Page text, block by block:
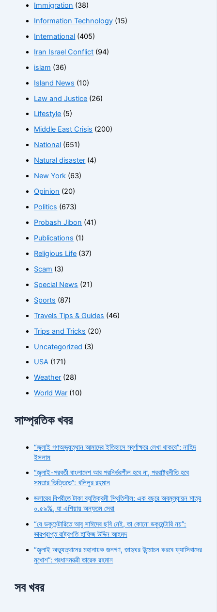
Immigration (38)
Information Technology (15)
International (405)
Iran Israel Conflict (94)
islam (36)
Island News (10)
Law and Justice (26)
Lifestyle (5)
Middle East Crisis (200)
National (651)
Natural disaster (4)
New York (63)
Opinion (20)
Politics (673)
Probash Jibon (41)
Publications (1)
Religious Life (37)
Scam (3)
Special News (21)
Sports (87)
Travels Tips & Guides (46)
Trips and Tricks (20)
Uncategorized (3)
USA (171)
Weather (28)
World War (10)
সাম্প্রতিক খবর
“জুলাই গণঅভ্যুত্থান আমাদের ইতিহাসে স্বর্ণাক্ষরে লেখা থাকবে”: নাহিদ
ইসলাম
“জুলাই-পরবর্তী বাংলাদেশ আর পরনির্ভরশীল হবে না, পররাষ্ট্রনীতি হবে
সমতার ভিত্তিতে”: খলিলুর রহমান
ডলারের বিপরীতে টাকা ব্যতিক্রমী স্থিতিশীল: এক বছরে অবমূল্যায়ন মাত্র
০.৫৯%, যা এশিয়ায় অন্যতম সেরা
“যে ডকুমেন্টারিতে আবু সাঈদের ছবি নেই, তা কোনো ডকুমেন্টারি নয়”:
ভারপ্রাপ্ত রাষ্ট্রপতি হাফিজ উদ্দিন আহমদ
“জুলাই অভ্যুত্থানের মহানায়ক জনগণ, জাদুঘর উন্মোচন করবে ফ্যাসিবাদের
মুখোশ”: প্রধানমন্ত্রী তারেক রহমান
সব খবর